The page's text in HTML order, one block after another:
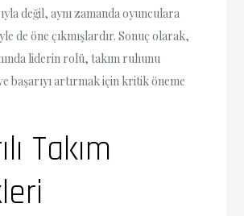
değil, aynı zamanda oyunculara
de öne çıkmışlardır. Sonuç olarak,
liderin rolü, takım ruhunu
başarıyı artırmak için kritik öneme
Takım